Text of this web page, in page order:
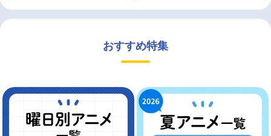
おすすめ特集